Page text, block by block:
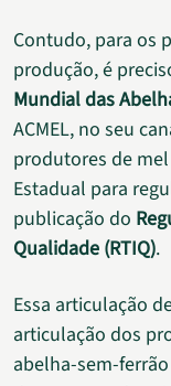
Contudo, para os
produção, é
Mundial das
ACMEL, no seu
produtores de
Estadual para
publicação do
Qualidade (RTIQ).
Essa articulação
articulação dos
abelha-sem-